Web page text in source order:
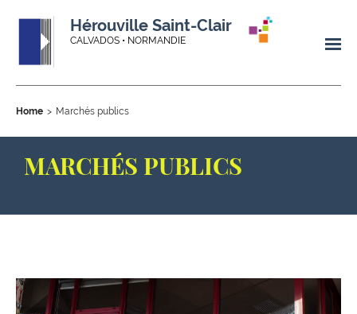
Hérouville Saint-Clair
CALVADOS • NORMANDIE
Home Marchés publics
MARCHÉS PUBLICS